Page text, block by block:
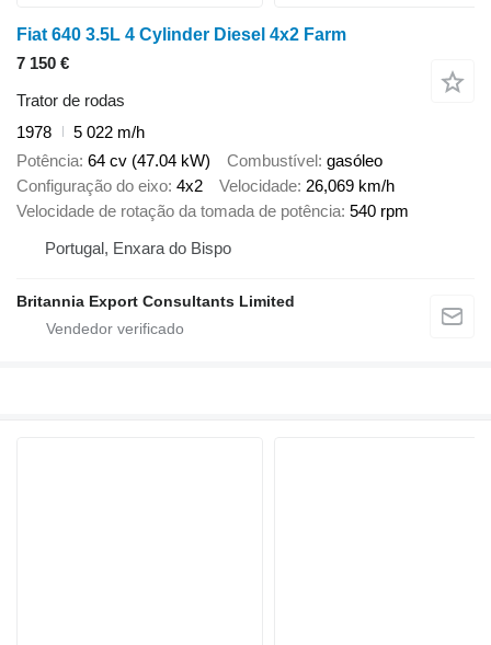
Fiat 640 3.5L 4 Cylinder Diesel 4x2 Farm
7 150 €
Trator de rodas
1978
5 022 m/h
Potência 64 cv (47.04 kW) Combustível gasóleo
Configuração do eixo 4x2 Velocidade 26,069 km/h
Velocidade de rotação da tomada de potência 540 rpm
Portugal, Enxara do Bispo
Britannia Export Consultants Limited